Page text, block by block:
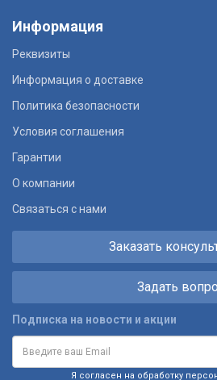
Информация
Реквизиты
Информация о доставке
Политика безопасности
Условия соглашения
Гарантии
О компании
Связаться с нами
Заказать
Задать
Подписка на новости и акции
Я согласен на обработку